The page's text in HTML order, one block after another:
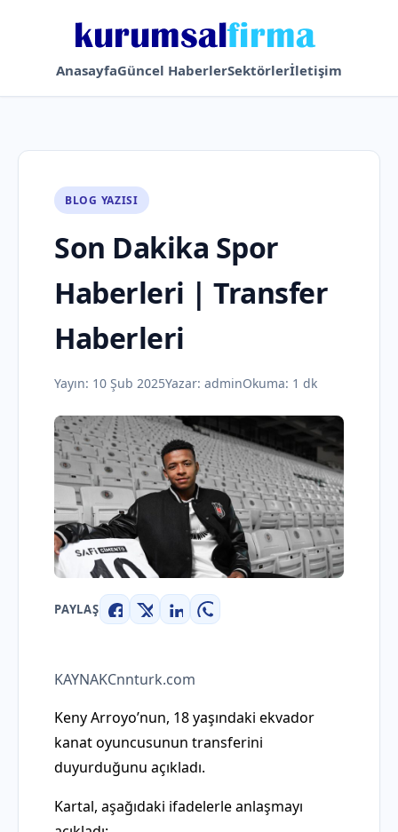
AnasayfaGüncel HaberlerSektörlerİletişim
BLOG YAZISI
Son Dakika Spor
Haberleri | Transfer
Haberleri
Yayın: 10 Şub 2025Yazar: adminOkuma: 1 dk
PAYLAŞ
Facebook
X LinkedInWhatsApp
KAYNAKCnnturk.com
Keny Arroyo’nun, 18 yaşındaki ekvador
kanat oyuncusunun transferini
duyurduğunu açıkladı.
Kartal, aşağıdaki ifadelerle anlaşmayı